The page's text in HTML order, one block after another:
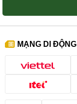
MẠNG DI ĐỘNG